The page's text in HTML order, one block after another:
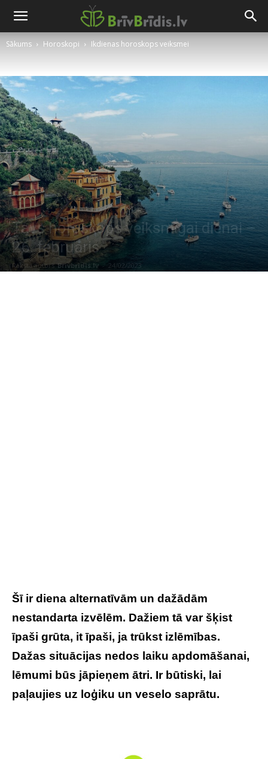
Sākums Horoskopi Ikdienas horoskops veiksmei
Tavs horoskops veiksmīgai dienai –
26. februāris
Raksta autors Brivbridis.lv - 24/02/2023
Šī ir diena alternatīvām un dažādām
nestandarta izvēlēm. Dažiem tā var šķist
īpaši grūta, it īpaši, ja trūkst izlēmības.
Dažas situācijas nedos laiku apdomāšanai,
lēmumi būs jāpieņem ātri. Ir būtiski, lai
paļaujies uz loģiku un veselo saprātu.